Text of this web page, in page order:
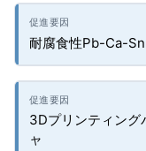
耐腐食性Pb-Ca-
3Dプリンティング
ャ